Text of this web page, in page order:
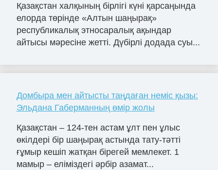
Қазақстан халқының бірлігі күні қарсаңында
елорда төрінде «Алтын шаңырақ»
республикалық этносаралық ақындар
айтысы мәресіне жетті. Дүбірлі додада суы...
Домбыра мен айтысты таңдаған неміс қызы:
Эльдана Габерманның өмір жолы
Қазақстан – 124-тен астам ұлт пен ұлыс
өкілдері бір шаңырақ астында тату-тәтті
ғұмыр кешіп жатқан бірегей мемлекет. 1
мамыр – еліміздегі әрбір азамат...